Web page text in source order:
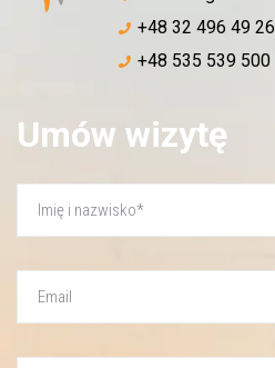
+48 32 496 49 26
+48 535 539 500
Umów wizytę